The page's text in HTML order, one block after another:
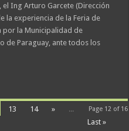
el Ing Arturo Garcete (Dirección
la experiencia de la Feria de
por la Municipalidad de
de Paraguay, ante todos los
Page 12 of 16
13 14 »
...
Last »